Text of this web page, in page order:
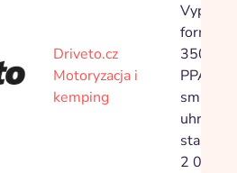
Driveto.cz
Motoryzacja i
kemping
Vyplnění
350,00
PPA
starting
2